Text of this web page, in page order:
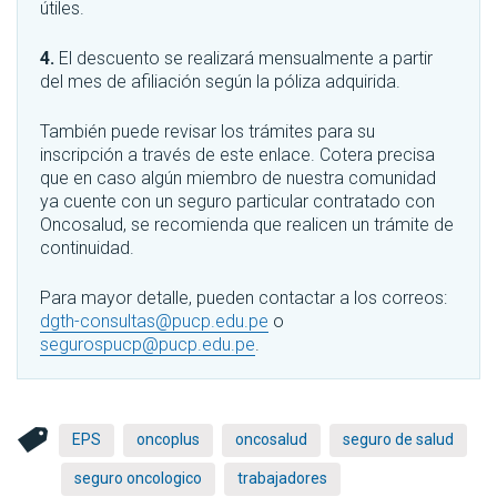
útiles.
4. El descuento se realizará mensualmente a partir
del mes de afiliación según la póliza adquirida.
También puede revisar los trámites para su
inscripción a través de este enlace. Cotera precisa
que en caso algún miembro de nuestra comunidad
ya cuente con un seguro particular contratado con
Oncosalud, se recomienda que realicen un trámite de
continuidad.
Para mayor detalle, pueden contactar a los correos:
dgth-consultas@pucp.edu.pe o
segurospucp@pucp.edu.pe.
EPS oncoplus oncosalud seguro de salud
seguro oncologico trabajadores